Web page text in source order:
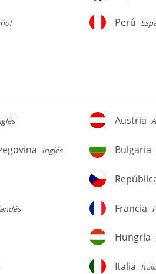
Perú
Perú
Austria
Austria
Inglés Bulgaria
Bulgaria
República
Francia
Francia
Hungría
Hungría
Italia
Italia